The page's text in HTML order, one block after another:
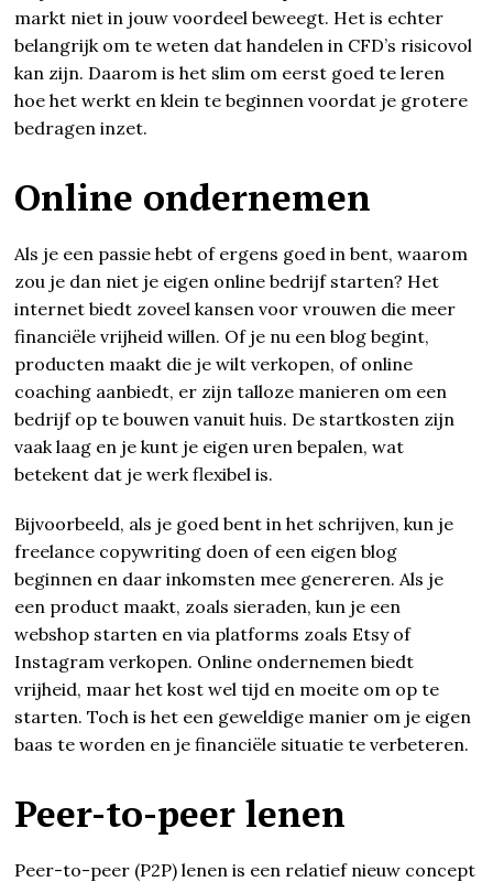
markt niet in jouw voordeel beweegt. Het is echter
belangrijk om te weten dat handelen in CFD’s risicovol
kan zijn. Daarom is het slim om eerst goed te leren
hoe het werkt en klein te beginnen voordat je grotere
bedragen inzet.
Online ondernemen
Als je een passie hebt of ergens goed in bent, waarom
zou je dan niet je eigen online bedrijf starten? Het
internet biedt zoveel kansen voor vrouwen die meer
financiële vrijheid willen. Of je nu een blog begint,
producten maakt die je wilt verkopen, of online
coaching aanbiedt, er zijn talloze manieren om een
bedrijf op te bouwen vanuit huis. De startkosten zijn
vaak laag en je kunt je eigen uren bepalen, wat
betekent dat je werk flexibel is.
Bijvoorbeeld, als je goed bent in het schrijven, kun je
freelance copywriting doen of een eigen blog
beginnen en daar inkomsten mee genereren. Als je
een product maakt, zoals sieraden, kun je een
webshop starten en via platforms zoals Etsy of
Instagram verkopen. Online ondernemen biedt
vrijheid, maar het kost wel tijd en moeite om op te
starten. Toch is het een geweldige manier om je eigen
baas te worden en je financiële situatie te verbeteren.
Peer-to-peer lenen
Peer-to-peer (P2P) lenen is een relatief nieuw concept